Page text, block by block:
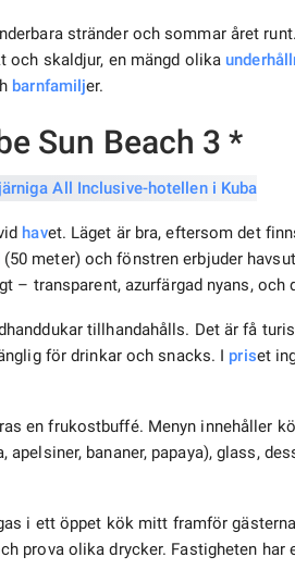
stränder och sommar året
och skaldjur, en mängd olika
barnfamiljer.
Sun Beach 3 *
havet. Läget är bra, eftersom det
(50 meter) och fönstren erbjuder
– transparent, azurfärgad nyans, och
tillhandahålls. Det är få
för drinkar och snacks. I priset
en frukostbuffé. Menyn innehåller
apelsiner, bananer, papaya), glass,
i ett öppet kök mitt framför
prova olika drycker. Fastigheten